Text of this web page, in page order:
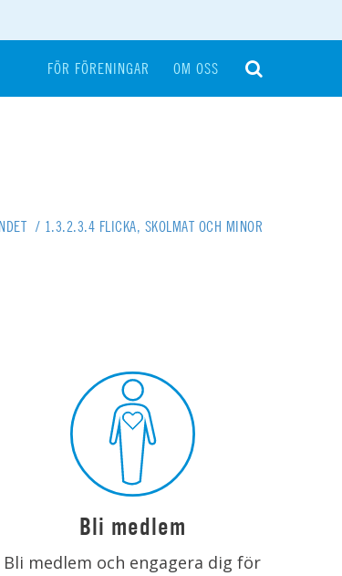
FÖR FÖRENINGAR OM OSS
/ 1.3.2.3.4 FLICKA, SKOLMAT OCH MINOR
Bli medlem
Bli medlem och engagera dig för